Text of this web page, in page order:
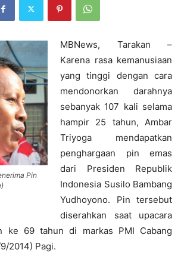
Pin
MBNews, Tarakan –
Karena rasa kemanusiaan
yang tinggi dengan cara
mendonorkan darahnya
sebanyak 107 kali selama
hampir 25 tahun, Ambar
Triyoga mendapatkan
penghargaan pin emas
dari Presiden Republik
Indonesia Susilo Bambang
Yudhoyono. Pin tersebut
diserahkan saat upacara
ke 69 tahun di markas PMI Cabang
2014) Pagi.